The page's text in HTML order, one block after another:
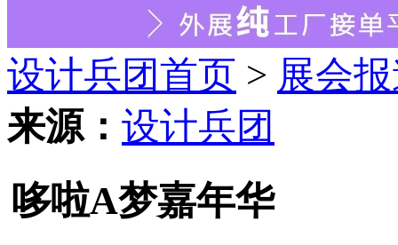
设计兵团首页 > 展会
来源： 设计兵团
哆啦A梦嘉年华